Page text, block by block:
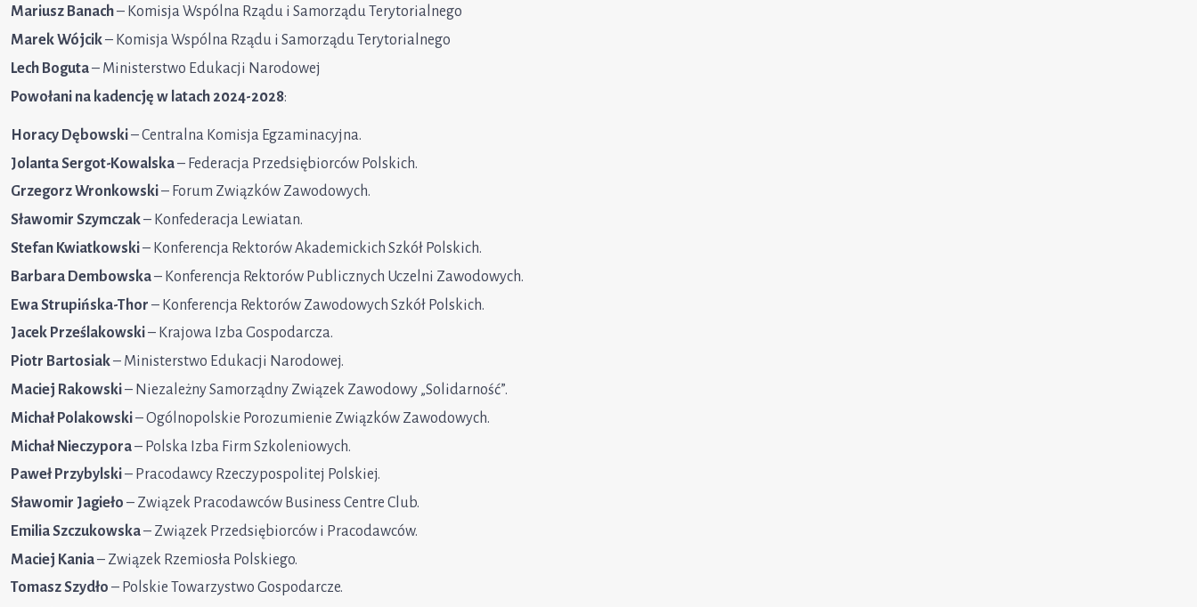
Mariusz Banach– Komisja Wspólna Rządu i Samorządu Terytorialnego
Marek Wójcik– Komisja Wspólna Rządu i Samorządu Terytorialnego
Lech Boguta– Ministerstwo Edukacji Narodowej
Powołani na kadencję w latach 2024-2028:
Horacy Dębowski– Centralna Komisja Egzaminacyjna.
Jolanta Sergot-Kowalska– Federacja Przedsiębiorców Polskich.
Grzegorz Wronkowski– Forum Związków Zawodowych.
Sławomir Szymczak– Konfederacja Lewiatan.
Stefan Kwiatkowski– Konferencja Rektorów Akademickich Szkół Polskich.
Barbara Dembowska– Konferencja Rektorów Publicznych Uczelni Zawodowych.
Ewa Strupińska-Thor – Konferencja Rektorów Zawodowych Szkół Polskich.
Jacek Prześlakowski– Krajowa Izba Gospodarcza.
Piotr Bartosiak– Ministerstwo Edukacji Narodowej.
Maciej Rakowski– Niezależny Samorządny Związek Zawodowy „Solidarność”.
Michał Polakowski– Ogólnopolskie Porozumienie Związków Zawodowych.
Michał Nieczypora– Polska Izba Firm Szkoleniowych.
Paweł Przybylski– Pracodawcy Rzeczypospolitej Polskiej.
Sławomir Jagieło – Związek Pracodawców Business Centre Club.
Emilia Szczukowska– Związek Przedsiębiorców i Pracodawców.
Maciej Kania– Związek Rzemiosła Polskiego.
Tomasz Szydło – Polskie Towarzystwo Gospodarcze.